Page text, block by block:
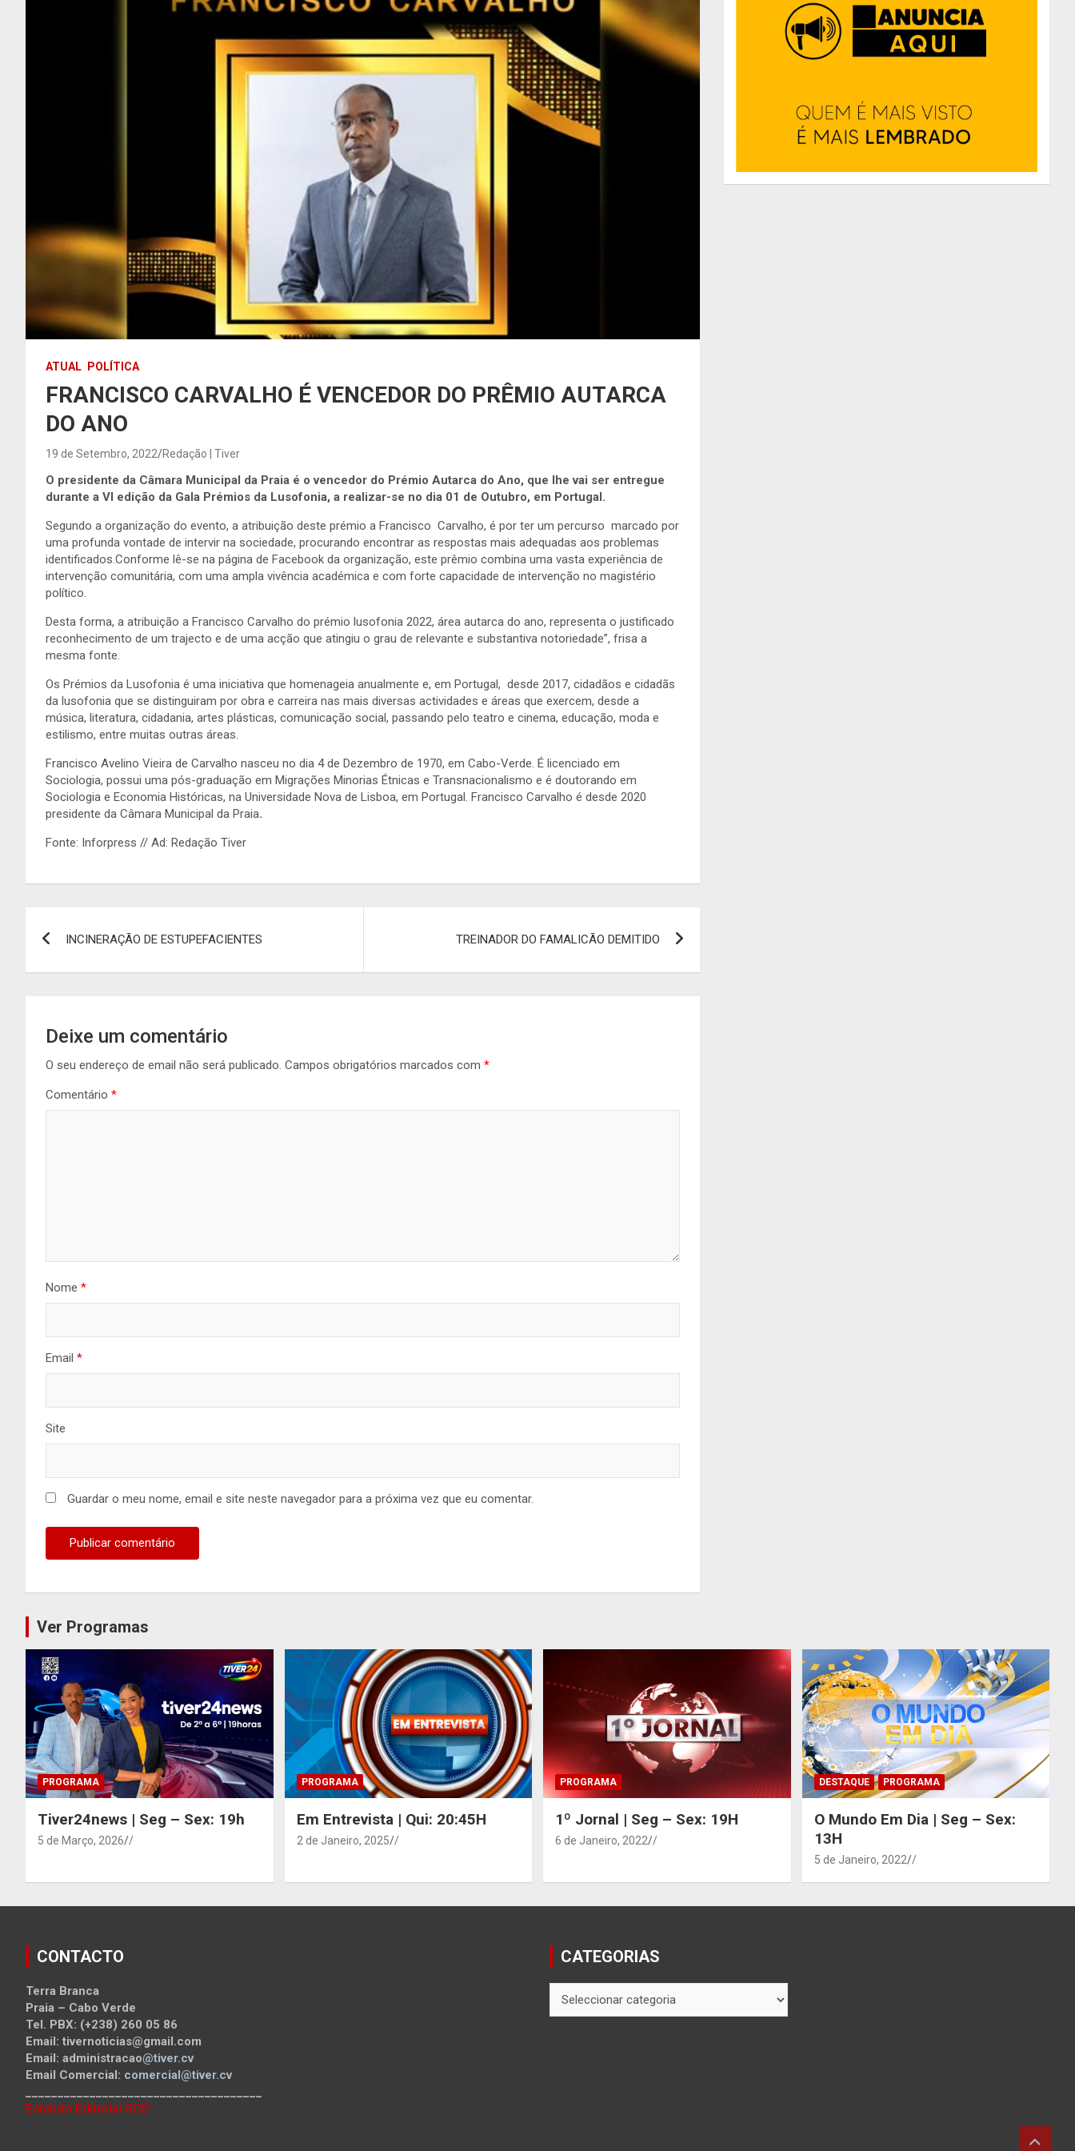
ATUAL POLÍTICA
FRANCISCO CARVALHO É VENCEDOR DO PRÊMIO AUTARCA
DO ANO
19 de Setembro, 2022 Redação | Tiver
O presidente da Câmara Municipal da Praia é o vencedor do Prémio Autarca do Ano, que lhe vai ser entregue
durante a VI edição da Gala Prémios da Lusofonia, a realizar-se no dia 01 de Outubro, em Portugal.
Segundo a organização do evento, a atribuição deste prémio a Francisco Carvalho, é por ter um percurso marcado por
uma profunda vontade de intervir na sociedade, procurando encontrar as respostas mais adequadas aos problemas
identificados.Conforme lê-se na página de Facebook da organização, este prêmio combina uma vasta experiência de
intervenção comunitária, com uma ampla vivência académica e com forte capacidade de intervenção no magistério
político.
Desta forma, a atribuição a Francisco Carvalho do prémio lusofonia 2022, área autarca do ano, representa o justificado
reconhecimento de um trajecto e de uma acção que atingiu o grau de relevante e substantiva notoriedade”, frisa a
mesma fonte.
Os Prémios da Lusofonia é uma iniciativa que homenageia anualmente e, em Portugal, desde 2017, cidadãos e cidadãs
da lusofonia que se distinguiram por obra e carreira nas mais diversas actividades e áreas que exercem, desde a
música, literatura, cidadania, artes plásticas, comunicação social, passando pelo teatro e cinema, educação, moda e
estilismo, entre muitas outras áreas.
Francisco Avelino Vieira de Carvalho nasceu no dia 4 de Dezembro de 1970, em Cabo-Verde. É licenciado em
Sociologia, possui uma pós-graduação em Migrações Minorias Étnicas e Transnacionalismo e é doutorando em
Sociologia e Economia Históricas, na Universidade Nova de Lisboa, em Portugal. Francisco Carvalho é desde 2020
presidente da Câmara Municipal da Praia.
Fonte: Inforpress // Ad: Redação Tiver
INCINERAÇÃO DE ESTUPEFACIENTES TREINADOR DO FAMALICÃO DEMITIDO
Deixe um comentário
O seu endereço de email não será publicado. Campos obrigatórios marcados com *
Comentário *
Nome *
Email *
Site
Guardar o meu nome, email e site neste navegador para a próxima vez que eu comentar.
Ver Programas
PROGRAMA
Tiver24news | Seg – Sex: 19h
5 de Março, 2026 /
PROGRAMA
Em Entrevista | Qui: 20:45H
2 de Janeiro, 2025 /
PROGRAMA
1º Jornal | Seg – Sex: 19H
6 de Janeiro, 2022 /
DESTAQUE PROGRAMA
O Mundo Em Dia | Seg – Sex:
13H
5 de Janeiro, 2022 /
CONTACTO
Terra Branca
Praia – Cabo Verde
Tel. PBX: (+238) 260 05 86
Email: tivernoticias@gmail.com
Email: administracao@tiver.cv
Email Comercial: comercial@tiver.cv
Estatuto Editorial SCD
CATEGORIAS